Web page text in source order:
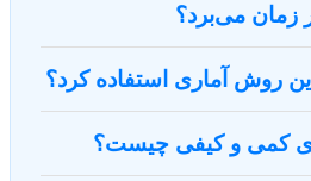
زمان می‌برد؟
روش آماری استفاده کرد؟
کمی و کیفی چیست؟